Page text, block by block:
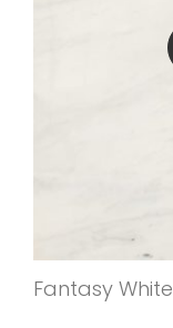
Fantasy White